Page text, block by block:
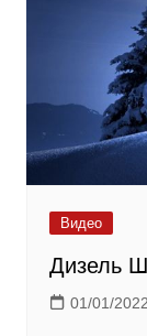
Видео
Дизель
01/01/2022